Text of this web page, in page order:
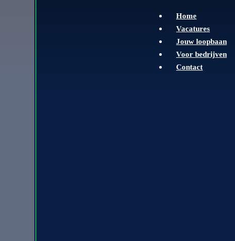
Home
Vacatures
Jouw loopbaan
Voor bedrijven
Contact